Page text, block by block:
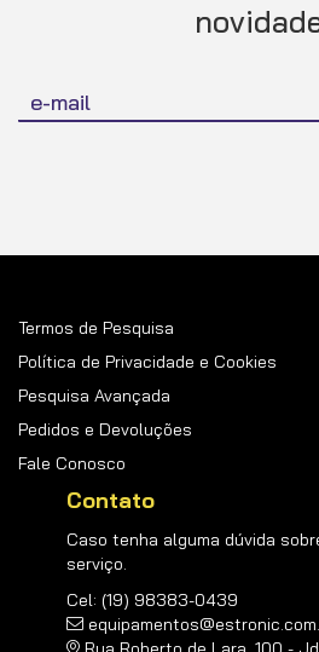
se
na
Termos de Pesquisa
Política de Privacidade e Cookies
Pesquisa Avançada
Pedidos e Devoluções
Fale Conosco
Contato
Caso tenha alguma dúvida
serviço.
Cel: (19) 98383-0439